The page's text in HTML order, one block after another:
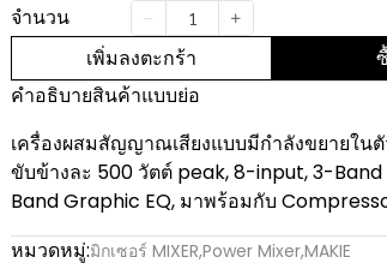
จำนวน
เพิ่มลงตะกร้า
คำอธิบายสินค้าแบบย่อ
เครื่องผสมสัญญาณเสียงแบบมีกำลังขยายในตั
ขับข้างละ 500 วัตต์ peak, 8-input, 3-Band
Band Graphic EQ, มาพร้อมกับ
หมวดหมู่:มิกเซอร์ MIXER,Power Mixer,MAKIE